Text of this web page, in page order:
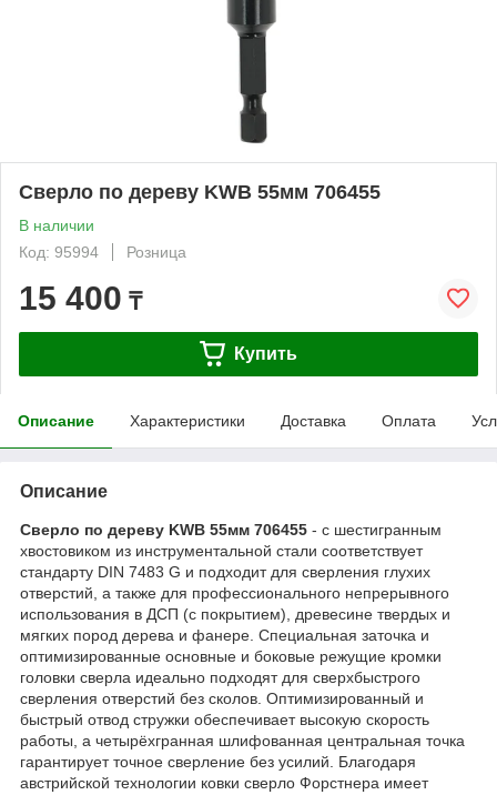
Сверло по дереву KWB 55мм 706455
В наличии
Код: 95994
Розница
15 400 ₸
Купить
Описание Характеристики Доставка Оплата
Описание
Сверло по дереву KWB 55мм 706455 - с шестигранным
хвостовиком из инструментальной стали соответствует
стандарту DIN 7483 G и подходит для сверления глухих
отверстий, а также для профессионального непрерывного
использования в ДСП (с покрытием), древесине твердых и
мягких пород дерева и фанере. Специальная заточка и
оптимизированные основные и боковые режущие кромки
головки сверла идеально подходят для сверхбыстрого
сверления отверстий без сколов. Оптимизированный и
быстрый отвод стружки обеспечивает высокую скорость
работы, а четырёхгранная шлифованная центральная точка
гарантирует точное сверление без усилий. Благодаря
австрийской технологии ковки сверло Форстнера имеет